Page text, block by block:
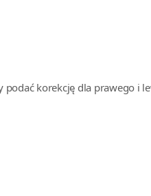
korekcję dla prawego i